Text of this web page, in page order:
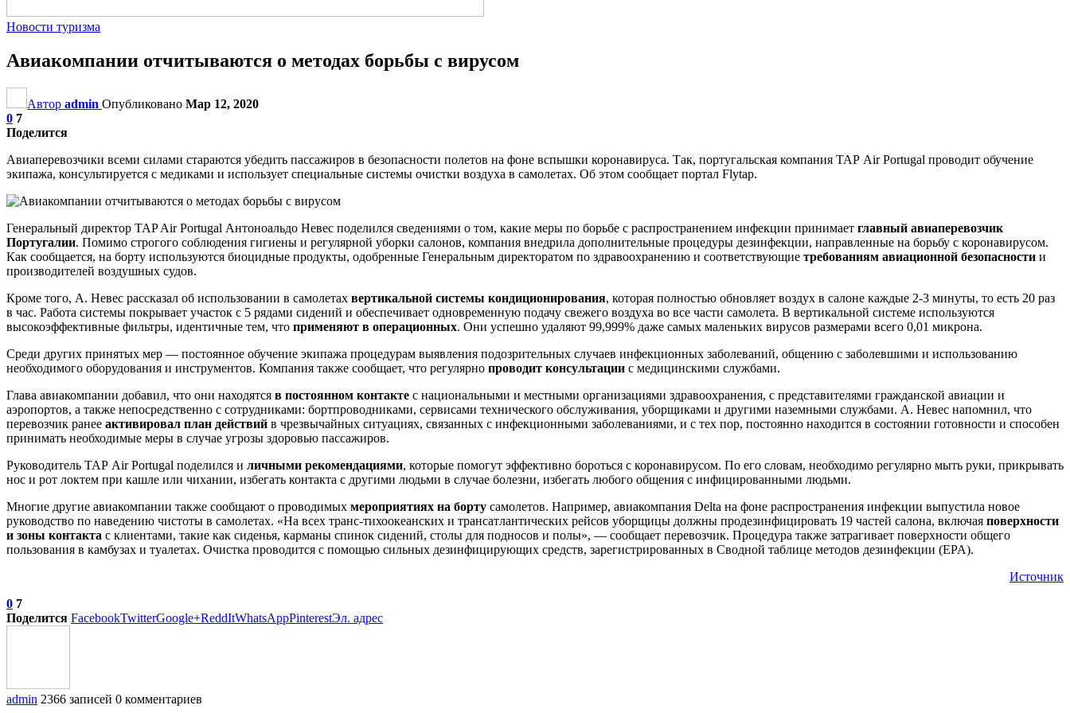
Новости туризма
Авиакомпании отчитываются о методах борьбы с вирусом
Автор admin Опубликовано Мар 12, 2020
0 7
Поделится
Авиаперевозчики всеми силами стараются убедить пассажиров в безопасности полетов на фоне вспышки коронавируса. Так, португальская компания TAP Air Portugal проводит обучение
экипажа, консультируется с медиками и использует специальные системы очистки воздуха в самолетах. Об этом сообщает портал Flytap.
Генеральный директор TAP Air Portugal Антоноальдо Невес поделился сведениями о том, какие меры по борьбе с распространением инфекции принимает главный авиаперевозчик
Португалии. Помимо строгого соблюдения гигиены и регулярной уборки салонов, компания внедрила дополнительные процедуры дезинфекции, направленные на борьбу с коронавирусом.
Как сообщается, на борту используются биоцидные продукты, одобренные Генеральным директоратом по здравоохранению и соответствующие требованиям авиационной безопасности и
производителей воздушных судов.
Кроме того, А. Невес рассказал об использовании в самолетах вертикальной системы кондиционирования, которая полностью обновляет воздух в салоне каждые 2-3 минуты, то есть 20 раз
в час. Работа системы покрывает участок с 5 рядами сидений и обеспечивает одновременную подачу свежего воздуха во все части самолета. В вертикальной системе используются
высокоэффективные фильтры, идентичные тем, что применяют в операционных. Они успешно удаляют 99,999% даже самых маленьких вирусов размерами всего 0,01 микрона.
Среди других принятых мер — постоянное обучение экипажа процедурам выявления подозрительных случаев инфекционных заболеваний, общению с заболевшими и использованию
необходимого оборудования и инструментов. Компания также сообщает, что регулярно проводит консультации с медицинскими службами.
Глава авиакомпании добавил, что они находятся в постоянном контакте с национальными и местными организациями здравоохранения, с представителями гражданской авиации и
аэропортов, а также непосредственно с сотрудниками: бортпроводниками, сервисами технического обслуживания, уборщиками и другими наземными службами. А. Невес напомнил, что
перевозчик ранее активировал план действий в чрезвычайных ситуациях, связанных с инфекционными заболеваниями, и с тех пор, постоянно находится в состоянии готовности и способен
принимать необходимые меры в случае угрозы здоровью пассажиров.
Руководитель TAP Air Portugal поделился и личными рекомендациями, которые помогут эффективно бороться с коронавирусом. По его словам, необходимо регулярно мыть руки, прикрывать
нос и рот локтем при кашле или чихании, избегать контакта с другими людьми в случае болезни, избегать любого общения с инфицированными людьми.
Многие другие авиакомпании также сообщают о проводимых мероприятиях на борту самолетов. Например, авиакомпания Delta на фоне распространения инфекции выпустила новое
руководство по наведению чистоты в самолетах. «На всех транс-тихоокеанских и трансатлантических рейсов уборщицы должны продезинфицировать 19 частей салона, включая поверхности
и зоны контакта с клиентами, такие как сиденья, карманы спинок сидений, столы для подносов и полы», — сообщает перевозчик. Процедура также затрагивает поверхности общего
пользования в камбузах и туалетах. Очистка проводится с помощью сильных дезинфицирующих средств, зарегистрированных в Сводной таблице методов дезинфекции (EPA).
Источник
0 7
Поделится FacebookTwitterGoogle+ReddItWhatsAppPinterestЭл. адрес
admin 2366 записей 0 комментариев